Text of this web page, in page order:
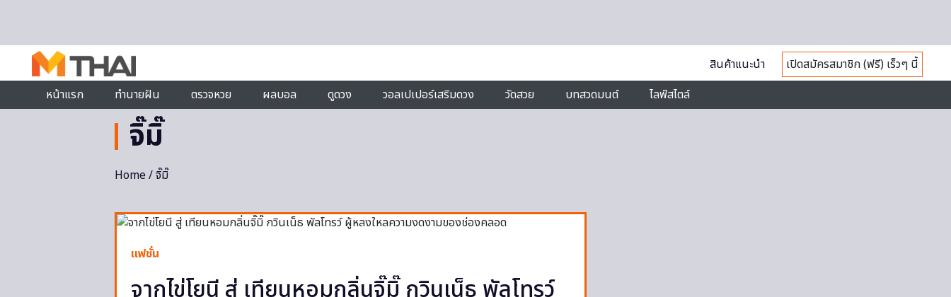
สินค้าแนะนำ
เปิดสมัครสมาชิก (ฟรี) เร็วๆ นี้
หน้าแรก
ทำนายฝัน ตรวจหวย ผลบอล ดูดวง วอลเปเปอร์เสริมดวง วัดสวย บทสวดมนต์ ไลฟ์สไตล์
จิ๊มิ๊
Home/ จิ๊มิ๊
แฟชั่น
จากไข่โยนี สู่ เทียนหอมกลิ่นจิ๊มิ๊ กวินเน็ธ พัลโทรว์